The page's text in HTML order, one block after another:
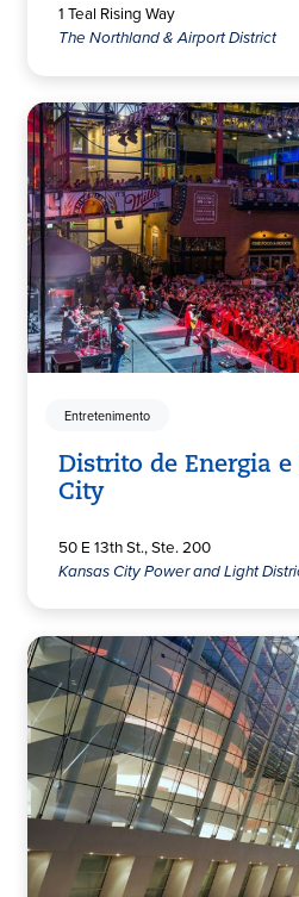
1 Teal Rising Way
The Northland & Airport District
Entretenimento
Distrito de Energia e
City
50 E 13th St., Ste. 200
Kansas City Power and Light